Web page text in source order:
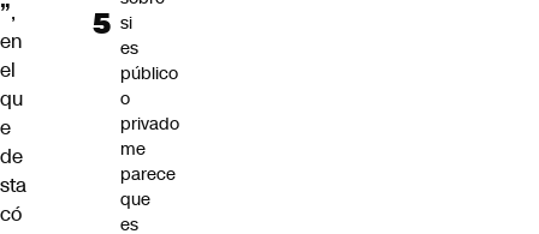
”,
en
el
qu
e
de
sta
có
si
es
público
o
privado
me
parece
que
es